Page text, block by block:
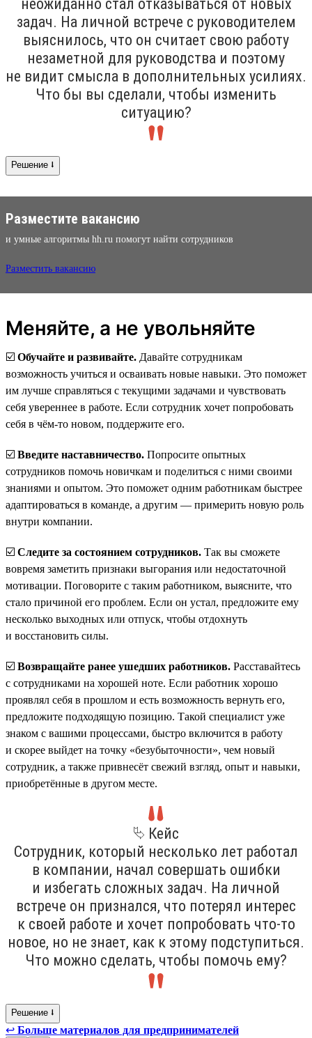
неожиданно стал отказываться от новых
задач. На личной встрече с руководителем
выяснилось, что он считает свою работу
незаметной для руководства и поэтому
не видит смысла в дополнительных усилиях.
Что бы вы сделали, чтобы изменить
ситуацию?
Решение ⭣
Разместите вакансию
и умные алгоритмы hh.ru помогут найти сотрудников
Разместить вакансию
Меняйте, а не увольняйте
☑️ Обучайте и развивайте. Давайте сотрудникам
возможность учиться и осваивать новые навыки. Это поможет
им лучше справляться с текущими задачами и чувствовать
себя увереннее в работе. Если сотрудник хочет попробовать
себя в чём-то новом, поддержите его.
☑️ Введите наставничество. Попросите опытных
сотрудников помочь новичкам и поделиться с ними своими
знаниями и опытом. Это поможет одним работникам быстрее
адаптироваться в команде, а другим — примерить новую роль
внутри компании.
☑️ Следите за состоянием сотрудников. Так вы сможете
вовремя заметить признаки выгорания или недостаточной
мотивации. Поговорите с таким работником, выясните, что
стало причиной его проблем. Если он устал, предложите ему
несколько выходных или отпуск, чтобы отдохнуть
и восстановить силы.
☑️ Возвращайте ранее ушедших работников. Расставайтесь
с сотрудниками на хорошей ноте. Если работник хорошо
проявлял себя в прошлом и есть возможность вернуть его,
предложите подходящую позицию. Такой специалист уже
знаком с вашими процессами, быстро включится в работу
и скорее выйдет на точку «безубыточности», чем новый
сотрудник, а также привнесёт свежий взгляд, опыт и навыки,
приобретённые в другом месте.
⮱ Кейс
Сотрудник, который несколько лет работал
в компании, начал совершать ошибки
и избегать сложных задач. На личной
встрече он признался, что потерял интерес
к своей работе и хочет попробовать что-то
новое, но не знает, как к этому подступиться.
Что можно сделать, чтобы помочь ему?
Решение ⭣
↩ Больше материалов для предпринимателей